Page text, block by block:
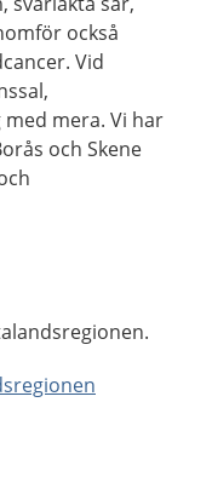
också
Vid
mera. Vi har
och Skene